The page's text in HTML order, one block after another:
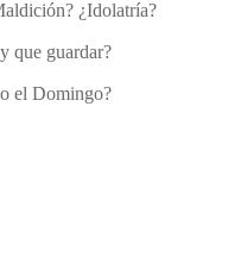
¿Idolatría?
que guardar?
el Domingo?